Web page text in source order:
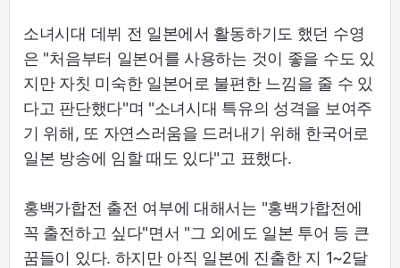
소녀시대 데뷔 전 일본에서 활동하기도 했던 수영
은 "처음부터 일본어를 사용하는 것이 좋을 수도 있
지만 자칫 미숙한 일본어로 불편한 느낌을 줄 수 있
다고 판단했다"며 "소녀시대 특유의 성격을 보여주
기 위해, 또 자연스러움을 드러내기 위해 한국어로
일본 방송에 임할 때도 있다"고 표했다.
홍백가합전 출전 여부에 대해서는 "홍백가합전에
꼭 출전하고 싶다"면서 "그 외에도 일본 투어 등 큰
꿈들이 있다. 하지만 아직 일본에 진출한 지 1~2달